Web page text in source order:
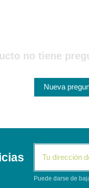
no tiene
Nueva
Puede darse de